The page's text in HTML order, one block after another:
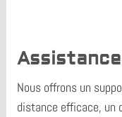
Assistance
Nous offrons un
distance efficace, un